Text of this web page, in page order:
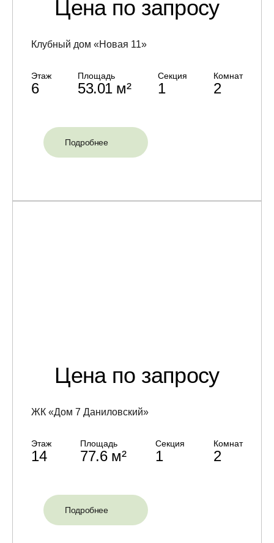
Цена по запросу
Клубный дом «Новая 11»
Этаж
6
Площадь
53.01 м²
Секция
1
Комнат
2
Подробнее
Цена по запросу
ЖК «Дом 7 Даниловский»
Этаж
14
Площадь
77.6 м²
Секция
1
Комнат
2
Подробнее